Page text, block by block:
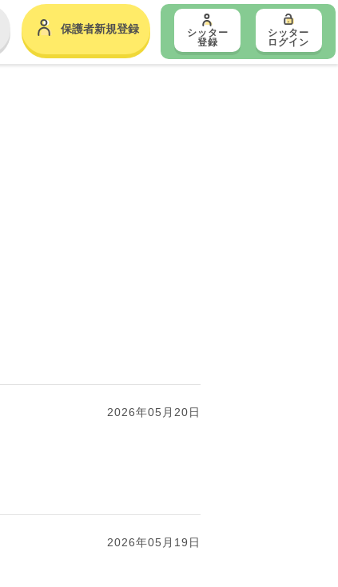
保護者新規登録
シッター
登録
シッター
ログイン
2026年05月20日
2026年05月19日